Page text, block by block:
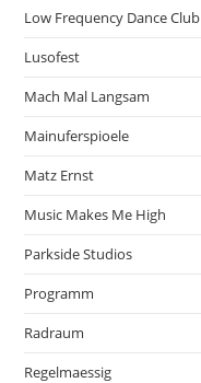
Low Frequency Dance Club
Lusofest
Mach Mal Langsam
Mainuferspioele
Matz Ernst
Music Makes Me High
Parkside Studios
Programm
Radraum
Regelmaessig